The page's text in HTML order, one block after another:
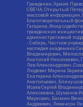
СВЕЧА, Открытый
массовой информации,
Благотворительный
Гагарина, Фонд
гражданских
административной
- Сибирь, Частное
наследия академика
Владимирович,
Анатолий Николаевич,
Лев Александрович,
Людевиг Марина
Екатерина
Анатольевич,
Исаев Сергей
Алексеевна, Шуманов
Маркович, Бахмин
Андреевич, Левинсон